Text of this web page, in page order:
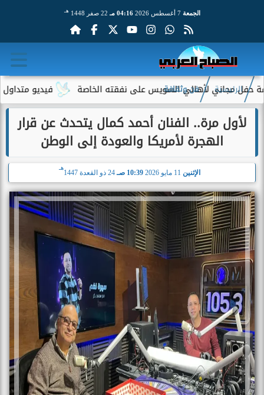
الجمعة 7 أغسطس 2026 04:16 مـ 22 صفر 1448 هـ
فيديو متداول لسيدة مسنة لأهالي السويس على نفقته الخاصة
الرئيسية فن وثقافة
لأول مرة.. الفنان أحمد كمال يتحدث عن قرار
الهجرة لأمريكا والعودة إلى الوطن
الإثنين 10:39 صـ 24 ذو القعدة 1447
هـ